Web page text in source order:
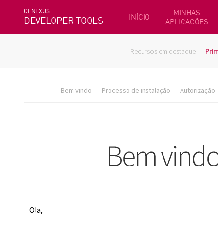
GENEXUS
DEVELOPER TOOLS INÍCIO
MINHAS
APLICACÕES
Recursos em destaque
Bem vindo Processo de instalação Autorização
Ola,